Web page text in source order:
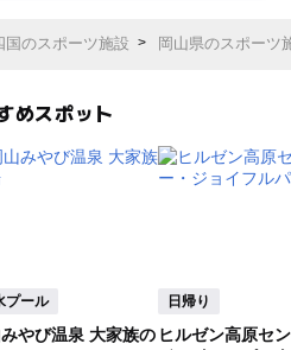
植物園・フラワーパー
ク
国のスポーツ施設 岡山県のスポーツ
めスポット
プール
やび温泉 大家族の
日帰り
ヒルゼン高原セ